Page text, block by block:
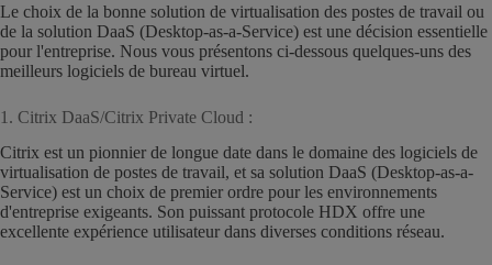
Le choix de la bonne solution de virtualisation des postes de travail ou
de la solution DaaS (Desktop-as-a-Service) est une décision essentielle
pour l'entreprise. Nous vous présentons ci-dessous quelques-uns des
meilleurs logiciels de bureau virtuel.
1. Citrix DaaS/Citrix Private Cloud :
Citrix est un pionnier de longue date dans le domaine des logiciels de
virtualisation de postes de travail, et sa solution DaaS (Desktop-as-a-
Service) est un choix de premier ordre pour les environnements
d'entreprise exigeants. Son puissant protocole HDX offre une
excellente expérience utilisateur dans diverses conditions réseau.